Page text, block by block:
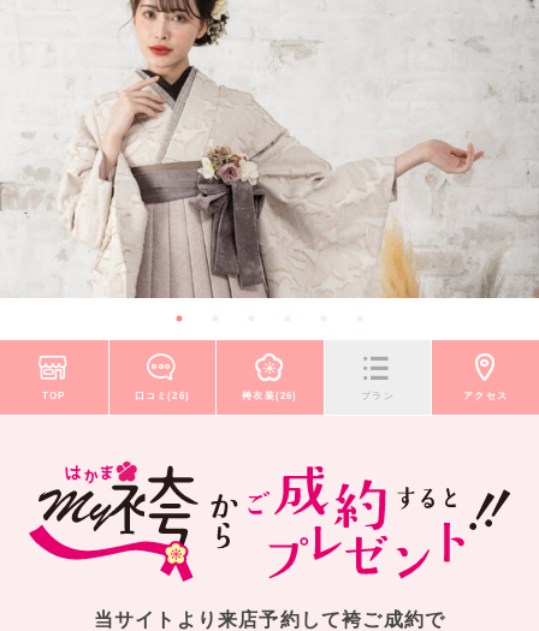
TOP 口コミ(26) 袴衣装(26) プラン アクセス
当サイトより来店予約して袴ご成約で